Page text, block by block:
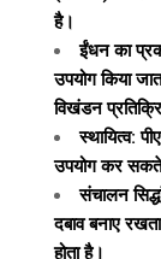
है।
ईंधन का
उपयोग किया
विखंडन
स्थायित्व:
उपयोग कर सकते
संचालन
दबाव बनाए
होता है।